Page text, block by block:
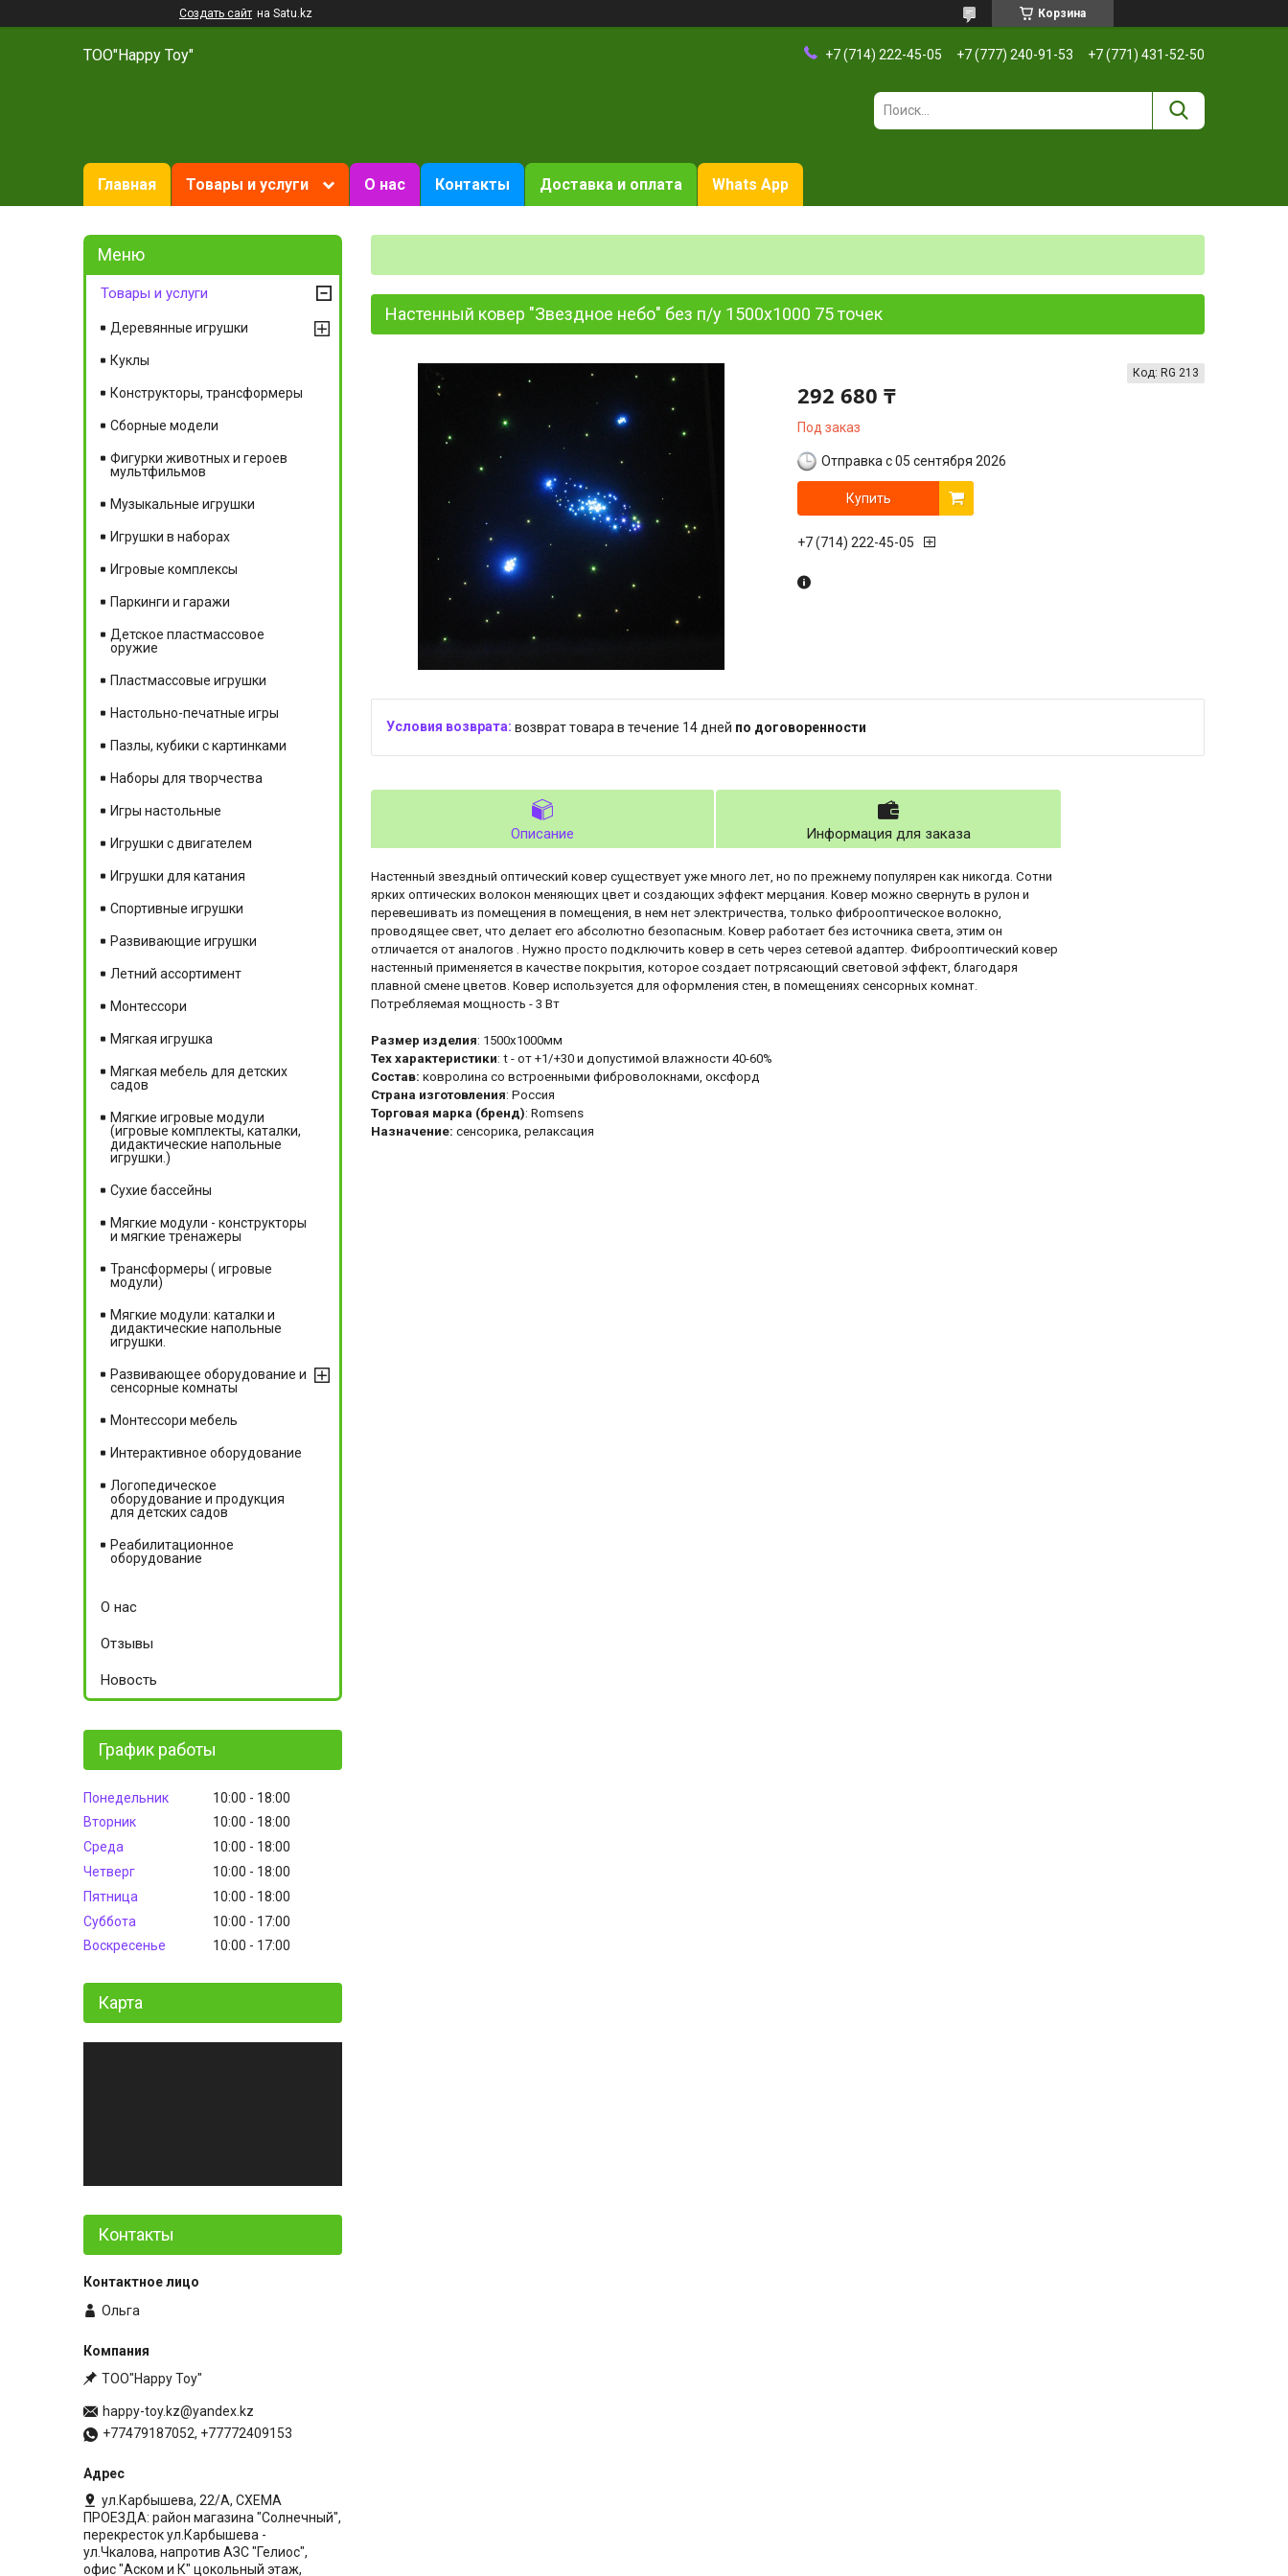
Создать сайт на Satu.kz Корзина
ТОО"Happy Toy" +7 (714) 222-45-05 +7 (777) 240-91-53 +7 (771) 431-52-50
Главная Товары и услуги О нас Контакты Доставка и оплата Whats App
Настенный ковер "Звездное небо" без п/у 1500х1000 75 точек
292 680 ₸
Под заказ
Код: RG 213
Отправка с 05 сентября 2026
Купить
+7 (714) 222-45-05
возврат товара в течение 14 дней по договоренности
Описание Информация для заказа
Настенный звездный оптический ковер существует уже много лет, но по прежнему популярен как никогда. Сотни
ярких оптических волокон меняющих цвет и создающих эффект мерцания. Ковер можно свернуть в рулон и
перевешивать из помещения в помещения, в нем нет электричества, только фиброоптическое волокно,
проводящее свет, что делает его абсолютно безопасным. Ковер работает без источника света, этим он
отличается от аналогов . Нужно просто подключить ковер в сеть через сетевой адаптер. Фиброоптический ковер
настенный применяется в качестве покрытия, которое создает потрясающий световой эффект, благодаря
плавной смене цветов. Ковер используется для оформления стен, в помещениях сенсорных комнат.
Потребляемая мощность - 3 Вт
Размер изделия: 1500х1000мм
Тех характеристики: t - от +1/+30 и допустимой влажности 40-60%
Состав: ковролина со встроенными фиброволокнами, оксфорд
Страна изготовления: Россия
Торговая марка (бренд): Romsens
Назначение: сенсорика, релаксация
Товары и услуги
Деревянные игрушки
Куклы
Конструкторы, трансформеры
Сборные модели
Фигурки животных и героев
мультфильмов
Музыкальные игрушки
Игрушки в наборах
Игровые комплексы
Паркинги и гаражи
Детское пластмассовое
оружие
Пластмассовые игрушки
Настольно-печатные игры
Пазлы, кубики с картинками
Наборы для творчества
Игры настольные
Игрушки с двигателем
Игрушки для катания
Спортивные игрушки
Развивающие игрушки
Летний ассортимент
Монтессори
Мягкая игрушка
Мягкая мебель для детских
садов
Мягкие игровые модули
(игровые комплекты, каталки,
дидактические напольные
игрушки.)
Сухие бассейны
Мягкие модули - конструкторы
и мягкие тренажеры
Трансформеры ( игровые
модули)
Мягкие модули: каталки и
дидактические напольные
игрушки.
Развивающее оборудование и
сенсорные комнаты
Монтессори мебель
Интерактивное оборудование
Логопедическое
оборудование и продукция
для детских садов
Реабилитационное
оборудование
О нас
Отзывы
Новость
График работы
Понедельник 10:00
18:00
Вторник
10:00
18:00
Среда
10:00
18:00
Четверг
10:00
18:00
Пятница
10:00
18:00
Суббота
10:00
17:00
Воскресенье
10:00 17:00
Карта
Контакты
Ольга
ТОО"Happy Toy"
happy-toy.kz@yandex.kz
+77479187052, +77772409153
ул.Карбышева, 22/А, СХЕМА
ПРОЕЗДА: район магазина "Солнечный",
перекресток ул.Карбышева -
ул.Чкалова, напротив АЗС "Гелиос",
офис "Аском и К" цокольный этаж,